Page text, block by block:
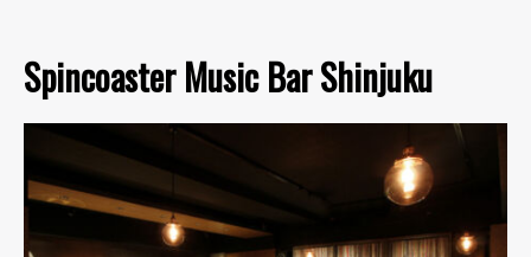
Spincoaster Music Bar Shinjuku